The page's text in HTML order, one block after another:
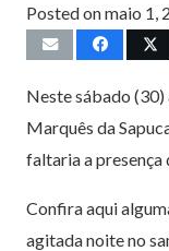
Posted onmaio 1,
Neste sábado
Marquês da
faltaria a presença
Confira aqui
agitada noite no